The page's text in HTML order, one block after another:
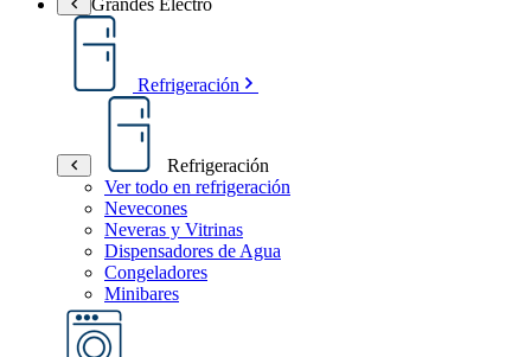
Refrigeración
Refrigeración
Ver todo en refrigeración
Nevecones
Neveras y Vitrinas
Dispensadores de Agua
Congeladores
Minibares